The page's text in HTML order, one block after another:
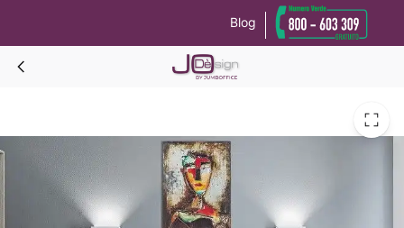
Blog
EGEO SLIM Testata letto L 150
Informativa sulla raccolta
Le tue preferenze relative alla privacy